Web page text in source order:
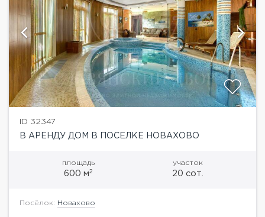
ID 32347
В АРЕНДУ ДОМ В ПОСЕЛКЕ НОВАХОВО
площадь
600 м2
участок
20 сот.
Посёлок: Новахово